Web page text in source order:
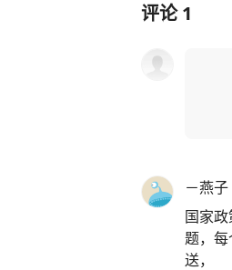
评论1
－燕子
国家
题，
送，